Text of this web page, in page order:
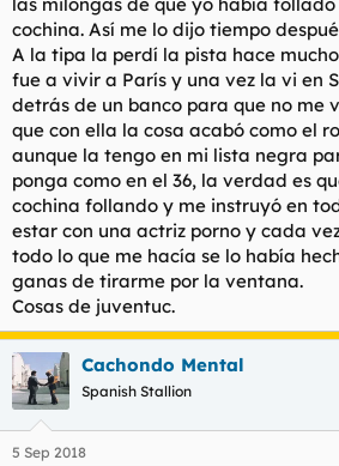
cochina. Así me lo dijo tiempo
A la tipa la perdí la pista hace
fue a vivir a París y una vez la vi en
detrás de un banco para que no me
que con ella la cosa acabó como el
aunque la tengo en mi lista negra
ponga como en el 36, la verdad es
cochina follando y me instruyó en
estar con una actriz porno y cada
todo lo que me hacía se lo había
ganas de tirarme por la ventana.
Cosas de juventuc.
Cachondo Mental
Spanish Stallion
5 Sep 2018